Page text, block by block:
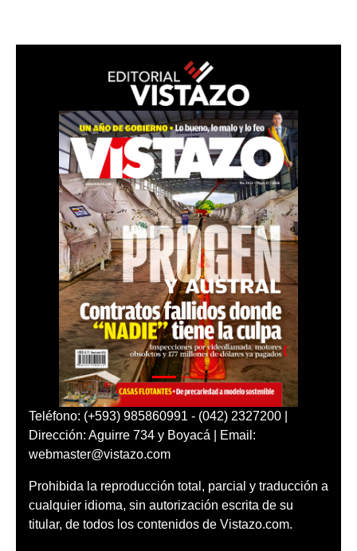
Teléfono: (+593) 985860991 - (042) 2327200 |
Dirección: Aguirre 734 y Boyacá | Email:
webmaster@vistazo.com
Prohibida la reproducción total, parcial y traducción a
cualquier idioma, sin autorización escrita de su
titular, de todos los contenidos de Vistazo.com.